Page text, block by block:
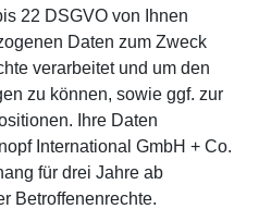
22 DSGVO von Ihnen
Daten zum Zweck
verarbeitet und um den
zu können, sowie ggf. zur
Ihre Daten
International GmbH + Co.
für drei Jahre ab
Betroffenenrechte.